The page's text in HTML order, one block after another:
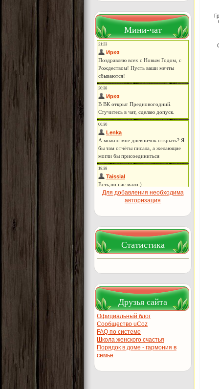
Мини-чат
Для добавления необходима
авторизация
Статистика
Друзья сайта
Официальный блог
Сообщество uCoz
FAQ по системе
Школа женского счастья
Порядок в доме - гармония в
семье